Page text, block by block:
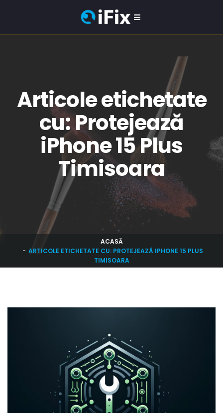
Articole etichetate
cu: Protejează
iPhone 15 Plus
Timisoara
ACASĂ
ARTICOLE ETICHETATE CU: PROTEJEAZĂ IPHONE 15 PLUS
TIMISOARA